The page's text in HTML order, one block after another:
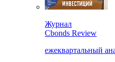
Журнал
Cbonds Review
ежеквартальный